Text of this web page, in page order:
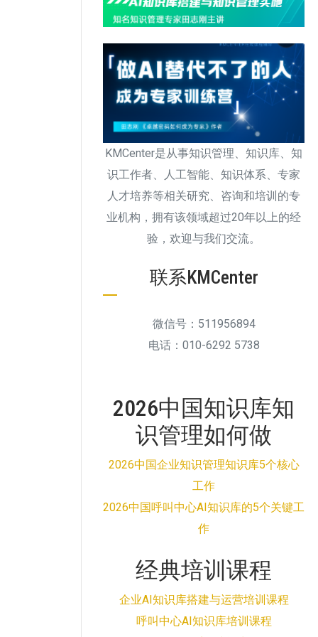
KMCenter是从事知识管理、知识库、知
识工作者、人工智能、知识体系、专家
人才培养等相关研究、咨询和培训的专
业机构，拥有该领域超过20年以上的经
验，欢迎与我们交流。
联系KMCenter
微信号：511956894
电话：010-6292 5738
2026中国知识库知
识管理如何做
2026中国企业知识管理知识库5个核心
工作
2026中国呼叫中心AI知识库的5个关键工
作
经典培训课程
企业AI知识库搭建与运营培训课程
呼叫中心AI知识库培训课程